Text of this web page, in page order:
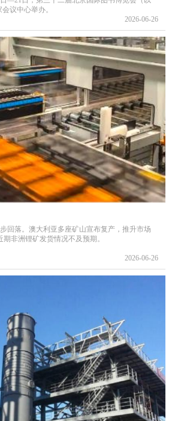
议中心举办。
2026-06-26
回落。澳大利亚多座矿山宣布复产，推升市场
非洲锂矿发货情况不及预期。
2026-06-26